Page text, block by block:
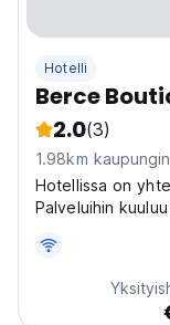
Hotelli
Berce
2.0(3)
1.98km
Hotellissa on
Palveluihin